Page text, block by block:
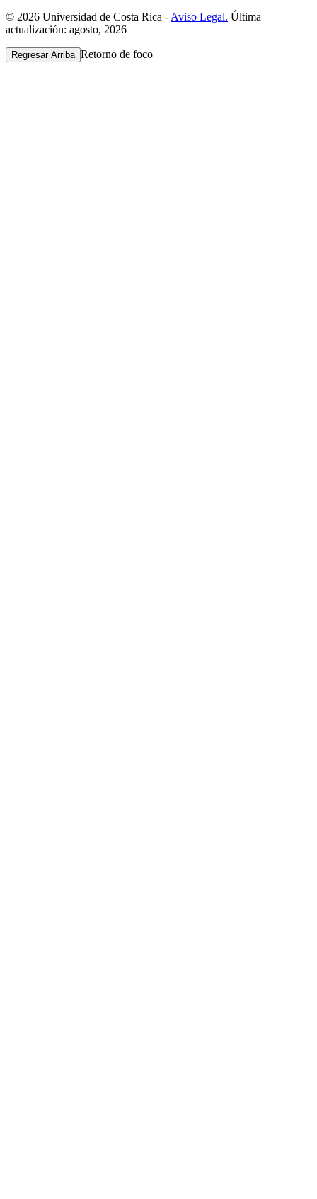
© 2026 Universidad de Costa Rica -Aviso Legal. Última
actualización: agosto, 2026
Regresar Arriba Retorno de foco